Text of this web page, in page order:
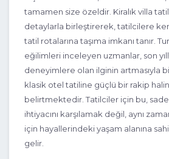
tamamen size özeldir. Kiralık villa
detaylarla birleştirerek, tatilcilere
tatil rotalarına taşıma imkanı tanır.
eğilimleri inceleyen uzmanlar, son
deneyimlere olan ilginin artmasıyla
klasik otel tatiline güçlü bir rakip
belirtmektedir. Tatilciler için bu,
ihtiyacını karşılamak değil, aynı
için hayallerindeki yaşam alanına
gelir.